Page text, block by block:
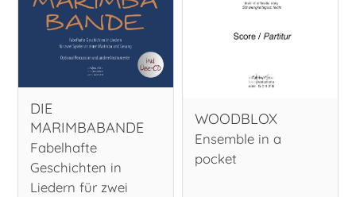
DIE
MARIMBABANDE
Fabelhafte
Geschichten in
Liedern für zwei
WOODBLOX
Ensemble in a
pocket